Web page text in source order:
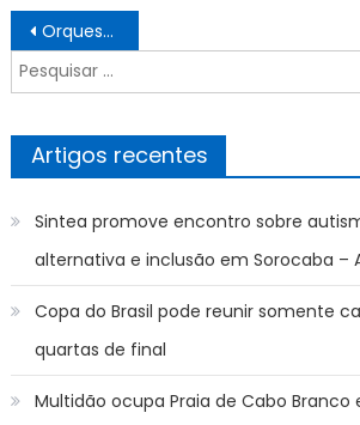
Navegação
de
artigos
Orquestra Sinfônica de Sorocaba apresenta concerto em celebração ao legado musical do compositor John Williams – Agência de Notícias
Pesquisar
por:
Artigos recentes
Sintea promove encontro sobre
alternativa e inclusão em Sorocaba –
Copa do Brasil pode reunir somente
quartas de final
Multidão ocupa Praia de Cabo Branco